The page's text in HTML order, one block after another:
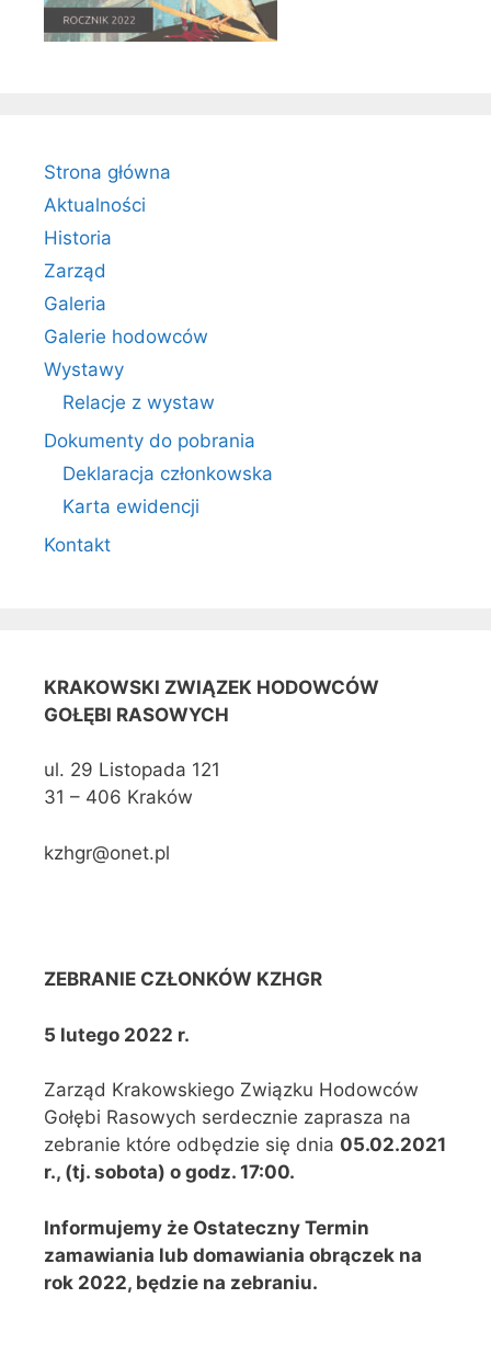
Strona główna
Aktualności
Historia
Zarząd
Galeria
Galerie hodowców
Wystawy
Relacje z wystaw
Dokumenty do pobrania
Deklaracja członkowska
Karta ewidencji
Kontakt
KRAKOWSKI ZWIĄZEK HODOWCÓW
GOŁĘBI RASOWYCH
ul. 29 Listopada 121
31 – 406 Kraków
kzhgr@onet.pl
ZEBRANIE CZŁONKÓW KZHGR
5 lutego 2022 r.
Zarząd Krakowskiego Związku Hodowców
Gołębi Rasowych serdecznie zaprasza na
zebranie które odbędzie się dnia 05.02.2021
r., (tj. sobota) o godz. 17:00.
Informujemy że Ostateczny Termin
zamawiania lub domawiania obrączek na
rok 2022, będzie na zebraniu.